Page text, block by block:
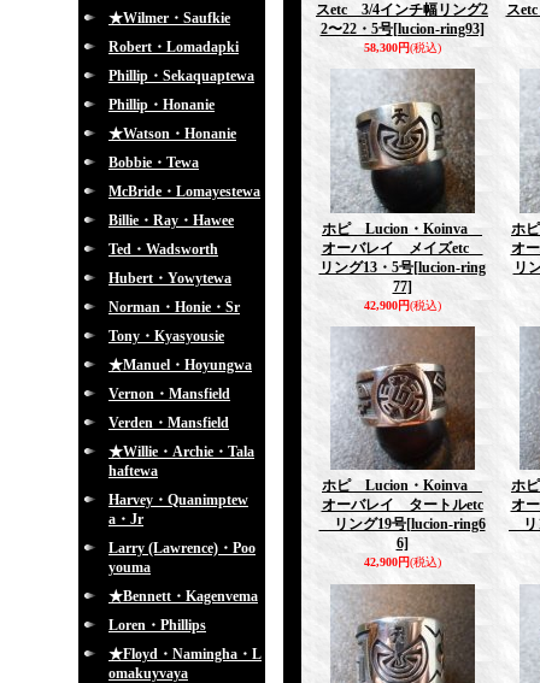
★Wilmer・Saufkie
Robert・Lomadapki
Phillip・Sekaquaptewa
Phillip・Honanie
★Watson・Honanie
Bobbie・Tewa
McBride・Lomayestewa
Billie・Ray・Hawee
Ted・Wadsworth
Hubert・Yowytewa
Norman・Honie・Sr
Tony・Kyasyousie
★Manuel・Hoyungwa
Vernon・Mansfield
Verden・Mansfield
★Willie・Archie・Tala
haftewa
Harvey・Quanimptew
a・Jr
Larry (Lawrence)・Poo
youma
★Bennett・Kagenvema
Loren・Phillips
★Floyd・Namingha・L
omakuyvaya
スetc 3/4インチ幅リング2
2〜22・5号[lucion-ring93]
58,300円(税込)
ス
ホピ Lucion・Koinva
オーバレイ メイズetc
リング13・5号[lucion-ring
77]
42,900円(税込)
ホ
オ
リ
ホピ Lucion・Koinva
オーバレイ タートルetc
リング19号[lucion-ring6
6]
42,900円(税込)
ホ
オ
リ